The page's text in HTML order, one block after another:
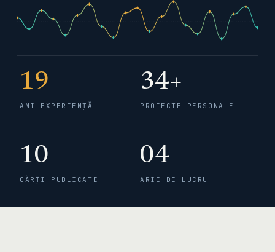
19
ANI EXPERIENȚĂ
34+
PROIECTE PERSONALE
10
CĂRȚI PUBLICATE
04
ARII DE LUCRU